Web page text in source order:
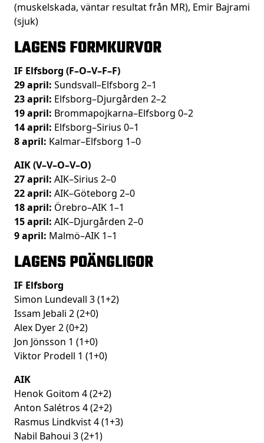
(muskelskada, väntar resultat från MR), Emir Bajrami
(sjuk)
LAGENS FORMKURVOR
IF Elfsborg (F–O–V–F–F)
29 april: Sundsvall–Elfsborg 2–1
23 april: Elfsborg–Djurgården 2–2
19 april: Brommapojkarna–Elfsborg 0–2
14 april: Elfsborg–Sirius 0–1
8 april: Kalmar–Elfsborg 1–0
AIK (V–V–O–V–O)
27 april: AIK–Sirius 2–0
22 april: AIK–Göteborg 2–0
18 april: Örebro–AIK 1–1
15 april: AIK–Djurgården 2–0
9 april: Malmö–AIK 1–1
LAGENS POÄNGLIGOR
IF Elfsborg
Simon Lundevall 3 (1+2)
Issam Jebali 2 (2+0)
Alex Dyer 2 (0+2)
Jon Jönsson 1 (1+0)
Viktor Prodell 1 (1+0)
AIK
Henok Goitom 4 (2+2)
Anton Salétros 4 (2+2)
Rasmus Lindkvist 4 (1+3)
Nabil Bahoui 3 (2+1)